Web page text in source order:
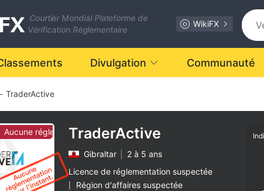
Courtier Mondial Plateforme de
Vérification Réglementaire
WikiFX
Divulgation Communauté
- TraderActive
réglementation pour l'instant.
TraderActive
Gibraltar
2 à 5 ans
Licence de réglementation suspectée
Région d'affaires suspectée